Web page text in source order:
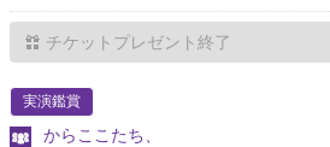
チケットプレゼント終了
実演鑑賞
からここたち、